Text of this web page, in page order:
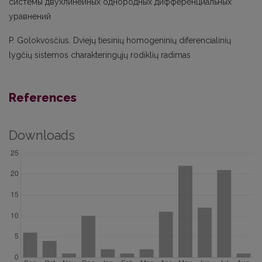
уравнений
P. Golokvosčius. Dviejų tiesinių homogeninių diferencialinių
lygčių sistemos charakteringųjų rodiklių radimas
References
Downloads